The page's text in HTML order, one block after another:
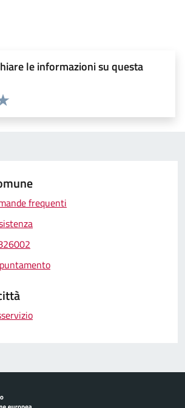
le informazioni su questa
5 stelle su 5
4 stelle su 5
su 5
su 5
5
frequenti